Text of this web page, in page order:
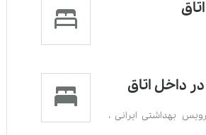
داخل اتاق
بهداشتی ایرانی،